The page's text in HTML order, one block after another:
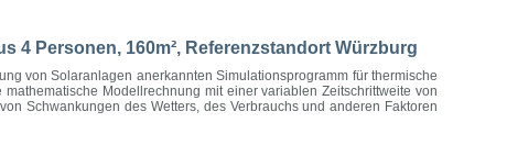
4 Personen, 160m², Referenzstandort Würzburg
von Solaranlagen anerkannten Simulationsprogramm für thermische
Modellrechnung mit einer variablen Zeitschrittweite von
Schwankungen des Wetters, des Verbrauchs und anderen Faktoren